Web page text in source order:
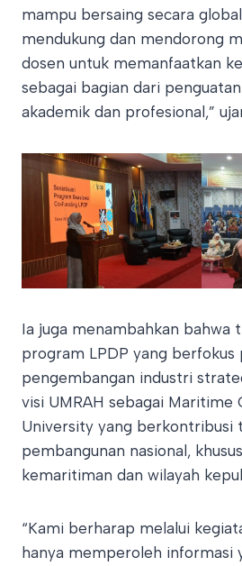
mampu bersaing secara
mendukung dan mendorong
dosen untuk memanfaatkan
sebagai bagian dari
akademik dan profesional,”
Ia juga menambahkan bahwa
program LPDP yang berfokus
pengembangan industri
visi UMRAH sebagai Maritime
University yang berkontribusi
pembangunan nasional,
kemaritiman dan wilayah
“Kami berharap melalui
hanya memperoleh informasi